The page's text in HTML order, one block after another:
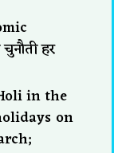
हर
in the
on